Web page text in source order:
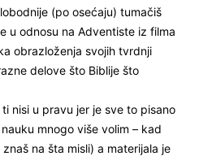
(po osećaju) tumačiš
u odnosu na Adventiste iz filma
obrazloženja svojih tvrdnji
delove što Biblije što
nisi u pravu jer je sve to pisano
mnogo više volim – kad
na šta misli) a materijala je